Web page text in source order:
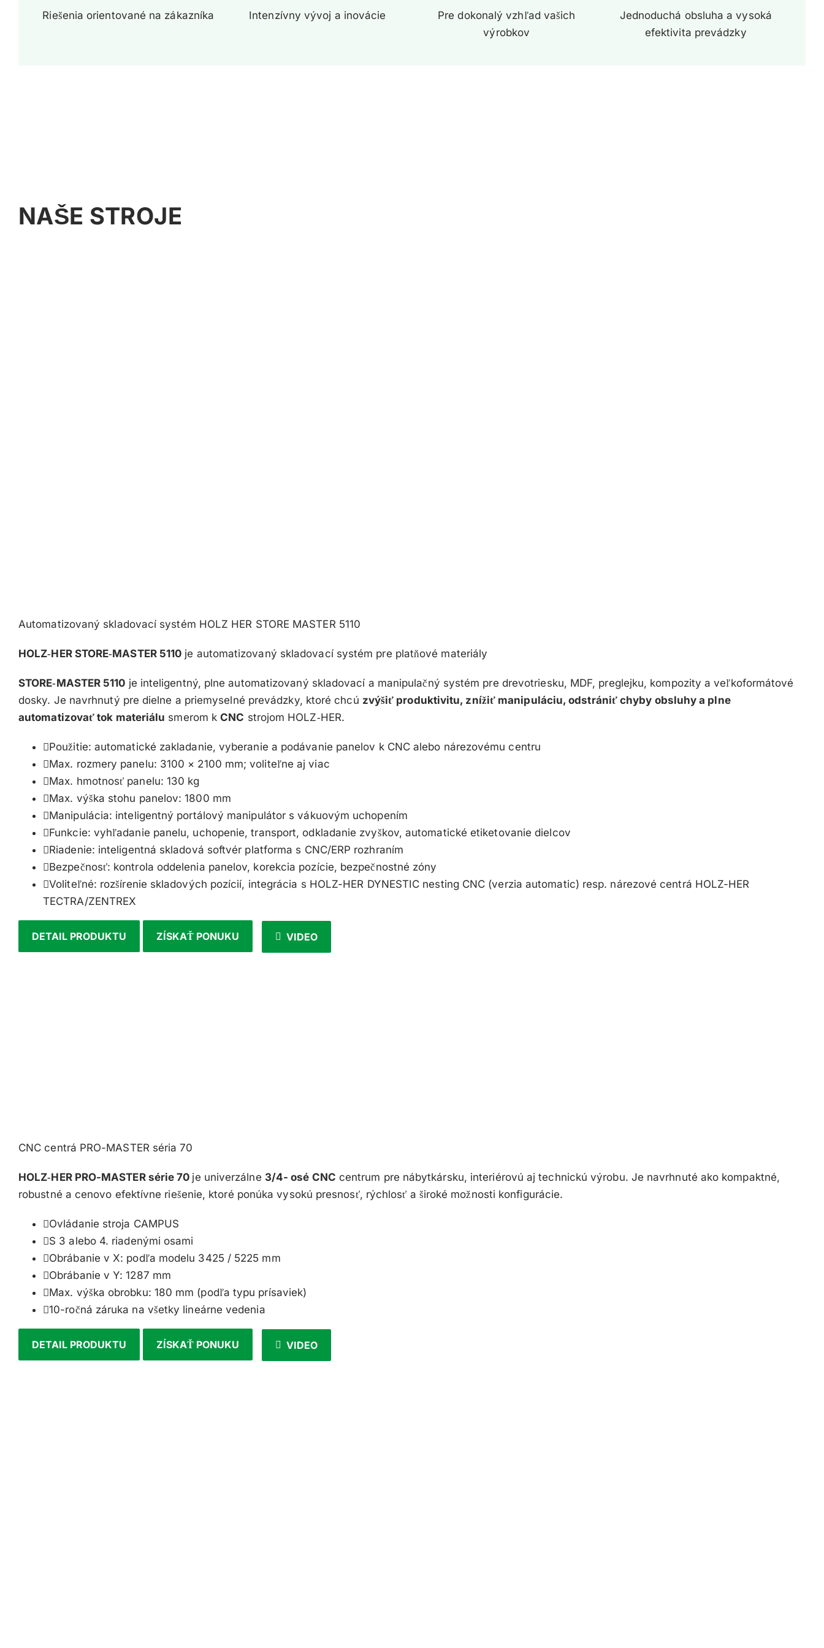
Riešenia orientované na zákazníka Intenzívny vývoj a inovácie
Pre dokonalý vzhľad vašich
výrobkov
Jednoduchá obsluha a vysoká
efektivita prevádzky
NAŠE STROJE
Automatizovaný skladovací systém HOLZ HER STORE MASTER 5110
HOLZ‑HER STORE‑MASTER 5110 je automatizovaný skladovací systém pre platňové materiály
STORE‑MASTER 5110 je inteligentný, plne automatizovaný skladovací a manipulačný systém pre drevotriesku, MDF, preglejku, kompozity a veľkoformátové
dosky. Je navrhnutý pre dielne a priemyselné prevádzky, ktoré chcú zvýšiť produktivitu, znížiť manipuláciu, odstrániť chyby obsluhy a plne
automatizovať tok materiálu smerom kCNC strojom HOLZ‑HER.
Použitie: automatické zakladanie, vyberanie a podávanie panelov k CNC alebo nárezovému centru
Max. rozmery panelu: 3100 × 2100 mm; voliteľne aj viac
Max. hmotnosť panelu: 130 kg
Max. výška stohu panelov: 1800 mm
Manipulácia: inteligentný portálový manipulátor s vákuovým uchopením
Funkcie: vyhľadanie panelu, uchopenie, transport, odkladanie zvyškov, automatické etiketovanie dielcov
Riadenie: inteligentná skladová softvér platforma s CNC/ERP rozhraním
Bezpečnosť: kontrola oddelenia panelov, korekcia pozície, bezpečnostné zóny
Voliteľné: rozšírenie skladových pozícií, integrácia s HOLZ-HER DYNESTIC nesting CNC (verzia automatic) resp. nárezové centrá HOLZ-HER
TECTRA/ZENTREX
DETAIL PRODUKTU ZÍSKAŤ PONUKU VIDEO
CNC centrá PRO-MASTER séria 70
HOLZ‑HER PRO-MASTER série 70 je univerzálne 3/4- osé CNC centrum pre nábytkársku, interiérovú aj technickú výrobu. Je navrhnuté ako kompaktné,
robustné a cenovo efektívne riešenie, ktoré ponúka vysokú presnosť, rýchlosť a široké možnosti konfigurácie.
Ovládanie stroja CAMPUS
S 3 alebo 4. riadenými osami
Obrábanie v X: podľa modelu 3425 / 5225 mm
Obrábanie v Y: 1287 mm
Max. výška obrobku: 180 mm (podľa typu prísaviek)
10-ročná záruka na všetky lineárne vedenia
DETAIL PRODUKTU ZÍSKAŤ PONUKU VIDEO